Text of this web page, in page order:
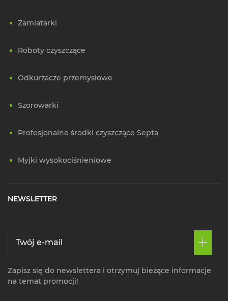
Zamiatarki
Roboty czyszczące
Odkurzacze przemysłowe
Szorowarki
Profesjonalne środki czyszczące Septa
Myjki wysokociśnieniowe
NEWSLETTER
Zapisz się do newslettera i otrzymuj bieżące informacje
na temat promocji!